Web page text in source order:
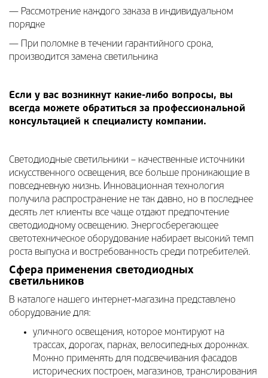
— Рассмотрение каждого заказа в индивидуальном
порядке
— При поломке в течении гарантийного срока,
производится замена светильника
Если у вас возникнут какие-либо вопросы, вы
всегда можете обратиться за профессиональной
консультацией к специалисту компании.
Светодиодные светильники – качественные источники
искусственного освещения, все больше проникающие в
повседневную жизнь. Инновационная технология
получила распространение не так давно, но в последнее
десять лет клиенты все чаще отдают предпочтение
светодиодному освещению. Энергосберегающее
светотехническое оборудование набирает высокий темп
роста выпуска и востребованность среди потребителей.
Сфера применения светодиодных
светильников
В каталоге нашего интернет-магазина представлено
оборудование для:
уличного освещения, которое монтируют на
трассах, дорогах, парках, велосипедных дорожках.
Можно применять для подсвечивания фасадов
исторических построек, магазинов, транслирования